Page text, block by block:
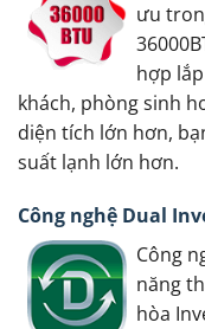
ưu
hợp
khách, phòng sinh
diện tích lớn hơn,
suất lạnh lớn hơn.
Công nghệ Dual
Công
năng
hòa